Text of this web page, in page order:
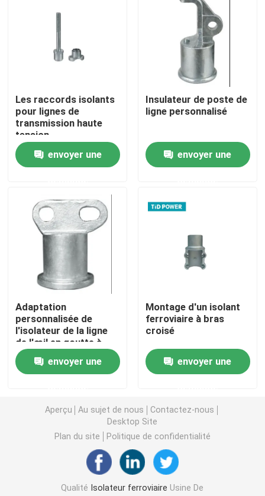
Nous contacter
Nouvelles
Isolateur ferroviaire
Tubes en fibre de verre époxy
Produits à base de GRP en caténaire
Isolateur de ligne aérienne
Garnitures d'isolateur
Rameau en fibre de verre époxy
D'une épaisseur n'excédant pas 1 mm
Les raccords isolants
pour lignes de
transmission haute
tension
envoyer une
Insulateur de poste de
ligne personnalisé
envoyer une
Adaptation
personnalisée de
l'isolateur de la ligne
de l'œil en goutte à
goutte
envoyer une
Montage d'un isolant
ferroviaire à bras
croisé
envoyer une
Aperçu Au sujet de nous
Contactez-nous
Desktop Site
Plan du site
Politique de confidentialité
Qualité Isolateur ferroviaire Usine De